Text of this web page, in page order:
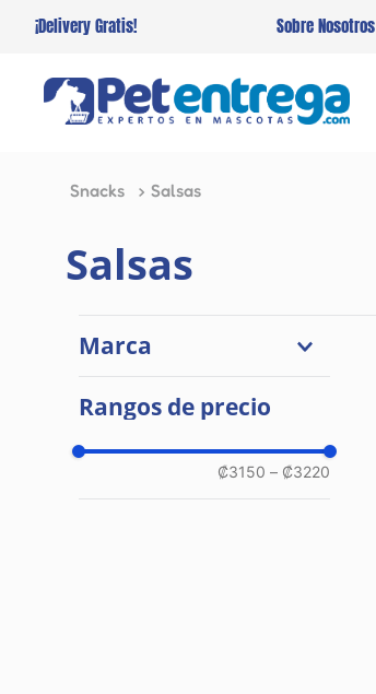
¡Delivery Gratis! Sobre Nosotros
Snacks Salsas
Salsas
Marca
Rangos de precio
₡3150 – ₡3220